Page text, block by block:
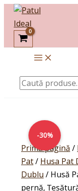
Skip
content
Caută
după:
-30%
Prima pagină /
Pat/ Husa Pat
Dublu / Husă
pernă,
Prețul
inițial
a
fost:
Pat
cu